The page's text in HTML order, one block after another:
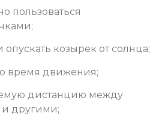
пользоваться
козырек от солнца;
время движения;
дистанцию между
другими;